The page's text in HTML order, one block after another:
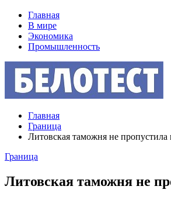
Главная
В мире
Экономика
Промышленность
Главная
Граница
Литовская таможня не
Граница
Литовская таможня не